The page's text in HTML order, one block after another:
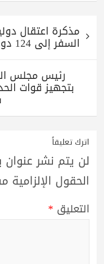
المقالات
مذكرة اعتقال
السفر إلى 124 دولة تعرف عليها ……
رئيس مجلس
بتجهيز قوات
اترك تعليقاً
لن يتم نشر عنوان
الحقول الإلزامية
التعليق *